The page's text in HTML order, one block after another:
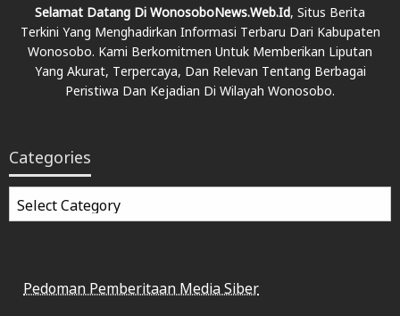
Selamat Datang Di WonosoboNews.web.id, Situs Berita
Terkini Yang Menghadirkan Informasi Terbaru Dari Kabupaten
Wonosobo. Kami Berkomitmen Untuk Memberikan Liputan
Yang Akurat, Terpercaya, Dan Relevan Tentang Berbagai
Peristiwa Dan Kejadian Di Wilayah Wonosobo.
Categories
Categories
Pedoman Pemberitaan Media Siber